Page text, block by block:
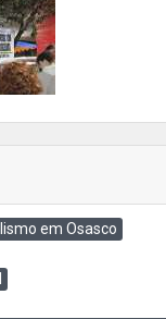
em Osasco